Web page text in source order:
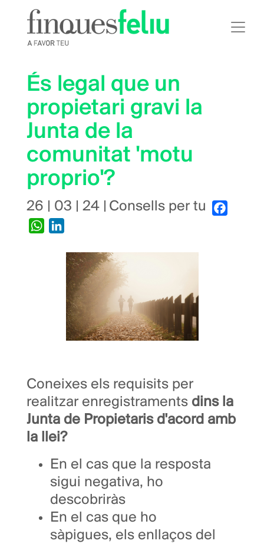
Vés
al
És legal que un
propietari gravi la
Junta de la
comunitat 'motu
proprio'?
26 | 03 | 24 Consells per tu
WhatsApp
Coneixes els requisits per
realitzar enregistraments dins la
Junta de Propietaris d'acord amb
la llei?
En el cas que la resposta
sigui negativa, ho
descobriràs
En el cas que ho
sàpigues, els enllaços del